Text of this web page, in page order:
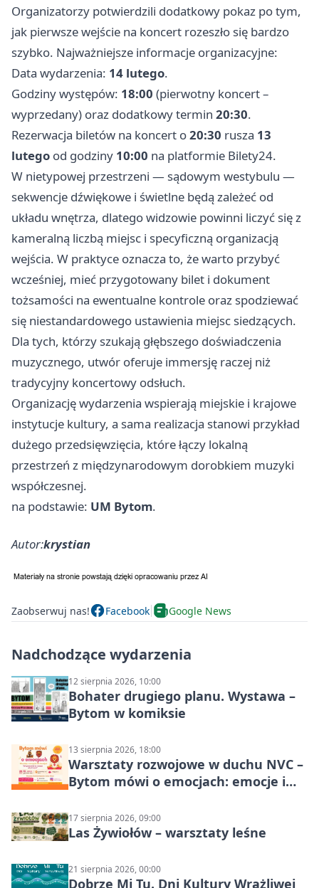
Organizatorzy potwierdzili dodatkowy pokaz po tym,
jak pierwsze wejście na koncert rozeszło się bardzo
szybko. Najważniejsze informacje organizacyjne:
Data wydarzenia: 14 lutego.
Godziny występów: 18:00 (pierwotny koncert –
wyprzedany) oraz dodatkowy termin 20:30.
Rezerwacja biletów na koncert o20:30 rusza 13
lutego od godziny 10:00 na platformie Bilety24.
W nietypowej przestrzeni — sądowym westybulu —
sekwencje dźwiękowe i świetlne będą zależeć od
układu wnętrza, dlatego widzowie powinni liczyć się z
kameralną liczbą miejsc i specyficzną organizacją
wejścia. W praktyce oznacza to, że warto przybyć
wcześniej, mieć przygotowany bilet i dokument
tożsamości na ewentualne kontrole oraz spodziewać
się niestandardowego ustawienia miejsc siedzących.
Dla tych, którzy szukają głębszego doświadczenia
muzycznego, utwór oferuje immersję raczej niż
tradycyjny koncertowy odsłuch.
Organizację wydarzenia wspierają miejskie i krajowe
instytucje kultury, a sama realizacja stanowi przykład
dużego przedsięwzięcia, które łączy lokalną
przestrzeń z międzynarodowym dorobkiem muzyki
współczesnej.
na podstawie: UM Bytom.
Autor:krystian
Zaobserwuj nas! Facebook Google News
Nadchodzące wydarzenia
12 sierpnia 2026, 10:00
Bohater drugiego planu. Wystawa –
Bytom w komiksie
13 sierpnia 2026, 18:00
Warsztaty rozwojowe w duchu NVC –
Bytom mówi o emocjach: emocje i
17 sierpnia 2026, 09:00
Las Żywiołów – warsztaty leśne
21 sierpnia 2026, 00:00
Dobrze Mi Tu. Dni Kultury Wrażliwej